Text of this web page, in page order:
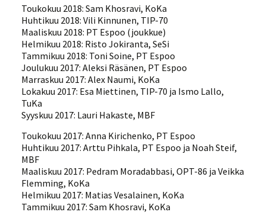
Toukokuu 2018: Sam Khosravi, KoKa
Huhtikuu 2018: Vili Kinnunen, TIP-70
Maaliskuu 2018: PT Espoo (joukkue)
Helmikuu 2018: Risto Jokiranta, SeSi
Tammikuu 2018: Toni Soine, PT Espoo
Joulukuu 2017: Aleksi Räsänen, PT Espoo
Marraskuu 2017: Alex Naumi, KoKa
Lokakuu 2017: Esa Miettinen, TIP-70 ja Ismo Lallo,
TuKa
Syyskuu 2017: Lauri Hakaste, MBF
Toukokuu 2017: Anna Kirichenko, PT Espoo
Huhtikuu 2017: Arttu Pihkala, PT Espoo ja Noah Steif,
MBF
Maaliskuu 2017: Pedram Moradabbasi, OPT-86 ja Veikka
Flemming, KoKa
Helmikuu 2017: Matias Vesalainen, KoKa
Tammikuu 2017: Sam Khosravi, KoKa